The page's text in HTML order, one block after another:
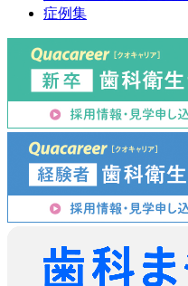
症例集